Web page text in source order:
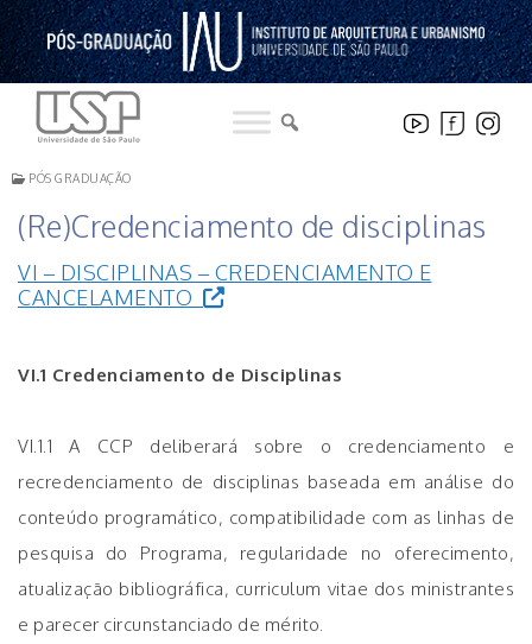
Pular
para
o
conteúdo
PÓS GRADUAÇÃO
(Re)Credenciamento de disciplinas
VI – DISCIPLINAS – CREDENCIAMENTO E
CANCELAMENTO
VI.1 Credenciamento de Disciplinas
VI.1.1 A CCP deliberará sobre o credenciamento e
recredenciamento de disciplinas baseada em análise do
conteúdo programático, compatibilidade com as linhas de
pesquisa do Programa, regularidade no oferecimento,
atualização bibliográfica, curriculum vitae dos ministrantes
e parecer circunstanciado de mérito.